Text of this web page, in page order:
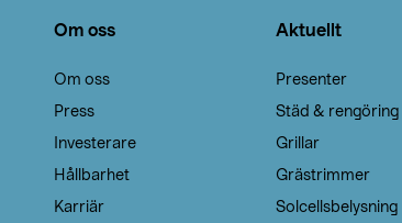
Om oss
Om oss
Press
Investerare
Hållbarhet
Karriär
Aktuellt
Presenter
Städ & rengöring
Grillar
Grästrimmer
Solcellsbelysning